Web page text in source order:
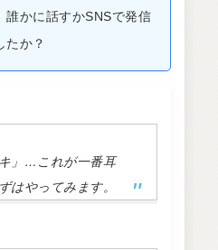
誰かに話すかSNSで発信
たか？
キ」…これが一番耳
はやってみます。